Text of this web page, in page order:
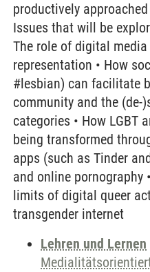
productively
Issues that will be
The role of digital
representation • How
#lesbian) can facilitate
community and the
categories • How LGBT
being transformed
apps (such as Tinder
and online pornography
limits of digital queer
transgender internet
Lehren und Lernen